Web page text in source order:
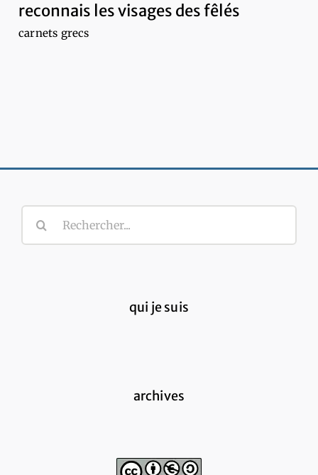
reconnais les visages des fêlés
carnets grecs
Rechercher:
qui je suis
archives